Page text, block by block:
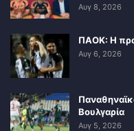
Αυγ 8, 2026
ΠΑΟΚ: Η
Αυγ 6, 2026
Βουλγαρία
Αυγ 5, 2026